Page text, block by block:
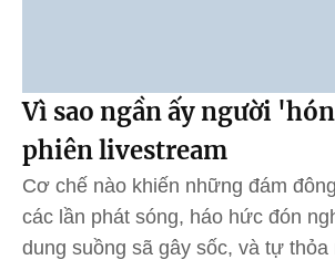
Vì sao ngần ấy người
phiên livestream
Cơ chế nào khiến những đám
các lần phát sóng, háo hức đón
dung suồng sã gây sốc, và tự thỏa